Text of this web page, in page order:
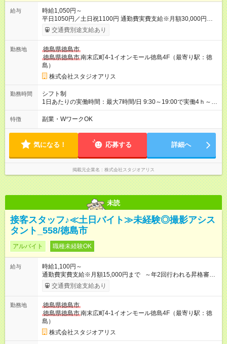
給与
時給1,050円～
平日1050円／土日祝1100円 通勤費実費支給※月額30,000円まで
■弊社の準社員へステップアップすると時給30円UP!!■ 準社員
とは… ・開店又は閉店作業が可能な方で1週間で24時間以上
格し、社内資格を有すると時給100円以上アップ！～ 【試用期
間】試用期間あり 試用期間の長さ：3ヶ月 雇用形態、給与は本
採用時と同じです。
交通費別途支給あり
勤務地
徳島県徳島市
徳島県徳島市南末広町4-1イオンモール徳島4F（最寄り駅：徳
島）
株式会社スタジオアリス
勤務時間
シフト制
1日あたりの実働時間：最大7時間/日 9:30～19:00で実働4ｈ～ ◆
週2日～・1日4ｈ～OK ◆土日祝勤務できる方歓迎
特徴 副業・WワークOK
気になる！ 応募する 詳細へ
掲載元企業名 株式会社スタジオアリス
未読
接客スタッフ♪≪土日バイト≫未経験◎撮影アシス
タント_558/徳島市
アルバイト 職種未経験OK
給与
時給1,100円～
通勤費実費支給※月額15,000円まで ～年2回行われる昇格審査
に合格し、社内資格を有すると時給100円以上アップ！～ 【試
用期間】試用期間あり 試用期間の長さ：3ヶ月 雇用形態、給与
交通費別途支給あり
勤務地
徳島県徳島市
徳島県徳島市南末広町4-1イオンモール徳島4F（最寄り駅：徳
島）
株式会社スタジオアリス